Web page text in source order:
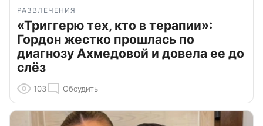
РАЗВЛЕЧЕНИЯ
«Триггерю тех, кто в терапии»:
Гордон жестко прошлась по
диагнозу Ахмедовой и довела ее до
слёз
103 Обсудить